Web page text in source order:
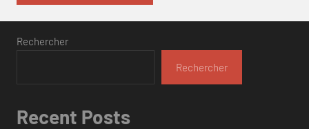
Rechercher
Rechercher
Recent Posts